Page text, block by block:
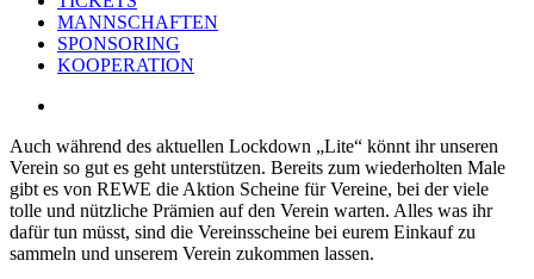
MANNSCHAFTEN
SPONSORING
KOOPERATION
Auch während des aktuellen Lockdown „Lite“ könnt ihr unseren
Verein so gut es geht unterstützen. Bereits zum wiederholten Male
gibt es von REWE die Aktion Scheine für Vereine, bei der viele
tolle und nützliche Prämien auf den Verein warten. Alles was ihr
dafür tun müsst, sind die Vereinsscheine bei eurem Einkauf zu
sammeln und unserem Verein zukommen lassen.